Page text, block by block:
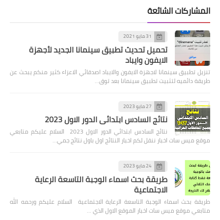
الشائعة
31 مايو 2021
تحميل تحديث تطبيق سينمانا الجديد لأجهزة
الايفون وايباد
لاجهزة الايفون والايباد اصدقائي الاعزاء كثير منكم يبحث عن
لتثبيت تطبيق سينمانا بعد توق…
27 مايو 2023
نتائج السادس ابتدائي الدور الاول 2023
نتائج السادس ابتدائي الدور الاول 2023 السلام عليكم متابعي
اخبار ننقل لكم اخبار النتائج اول باول نتائج جمي…
24 مايو 2023
طريقة بحث اسماء الوجبة التاسعة الرعاية
الاجتماعية
الوجبة التاسعة الرعاية الاجتماعية السلام عليكم ورحمه الله
ميس سات اخبار الموقع الاول الذي …